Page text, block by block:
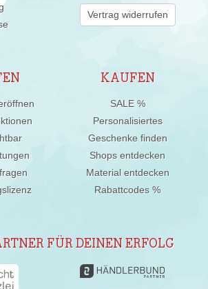
Vertrag widerrufen
KAUFEN
SALE %
Personalisiertes
Geschenke finden
Shops entdecken
Material entdecken
Rabattcodes %
FÜR DEINEN ERFOLG